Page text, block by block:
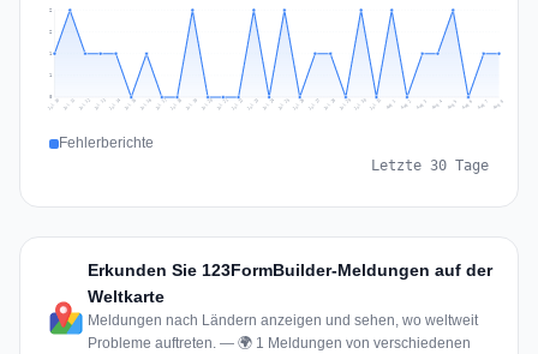
1
1
2
2
Jul 10 Jul 11 Jul 12 Jul 13 Jul 14 Jul 15 Jul 16 Jul 17 Jul 18 Jul 19 Jul 20 Jul 21 Jul 22 Jul 23 Jul 24 Jul 25 Jul 26 Jul 27 Jul 28 Jul 29 Jul 30 Jul 31 Aug 1 Aug 2 Aug 3 Aug 4 Aug 5 Aug 6 Aug 7 Aug 8
Fehlerberichte
Letzte 30 Tage
Erkunden Sie 123FormBuilder-Meldungen auf der
Weltkarte
Meldungen nach Ländern anzeigen und sehen, wo weltweit
Probleme auftreten. — 🌍 1 Meldungen von verschiedenen